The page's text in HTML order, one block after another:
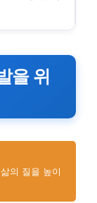
을 위
의 질을 높이